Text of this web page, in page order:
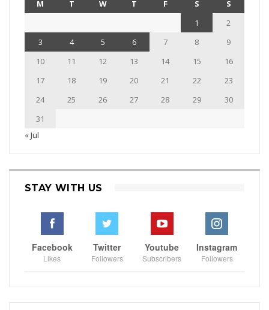
M T W T F S
S
1
2
3
4 5 6 7 8
9
10
11 12 13 14 15
16
17
18 19 20 21 22
23
24
25 26 27 28 29
30
31
« Jul
STAY WITH US
Facebook
Likes
Twitter
Followers
Youtube
Subscribers
Instagram
Followers